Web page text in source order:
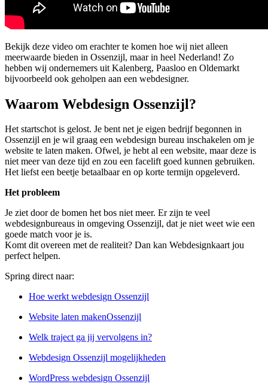
Bekijk deze video om erachter te komen hoe wij niet alleen
meerwaarde bieden in Ossenzijl, maar in heel Nederland! Zo
hebben wij ondernemers uit Kalenberg, Paasloo en Oldemarkt
bijvoorbeeld ook geholpen aan een webdesigner.
Waarom Webdesign Ossenzijl?
Het startschot is gelost. Je bent net je eigen bedrijf begonnen in
Ossenzijl en je wil graag een webdesign bureau inschakelen om je
website te laten maken. Ofwel, je hebt al een website, maar deze is
niet meer van deze tijd en zou een facelift goed kunnen gebruiken.
Het liefst een beetje betaalbaar en op korte termijn opgeleverd.
Het probleem
Je ziet door de bomen het bos niet meer. Er zijn te veel
webdesignbureaus in omgeving Ossenzijl, dat je niet weet wie een
goede match voor je is.
Komt dit overeen met de realiteit? Dan kan Webdesignkaart jou
perfect helpen.
Spring direct naar:
Hoe werkt webdesign Ossenzijl
Website laten makenOssenzijl
Welk traject ga jij vervolgens in?
Webdesign Ossenzijl mogelijkheden
WordPress webdesign Ossenzijl